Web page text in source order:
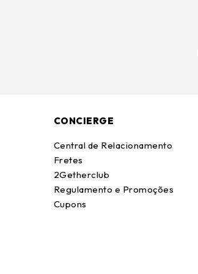
CONCIERGE
Central de Relacionamento
Fretes
2Getherclub
Regulamento e Promoções
Cupons